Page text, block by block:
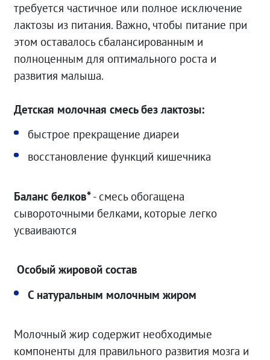
требуется частичное или полное исключение
лактозы из питания. Важно, чтобы питание при
этом оставалось сбалансированным и
полноценным для оптимального роста и
развития малыша.
Детская молочная смесь без лактозы:
быстрое прекращение диареи
восстановление функций кишечника
Баланс белков*- смесь обогащена
сывороточными белками, которые легко
усваиваются
Особый жировой состав
С натуральным молочным жиром
Молочный жир содержит необходимые
компоненты для правильного развития мозга и